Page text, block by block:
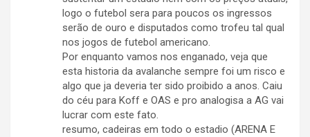
logo o futebol sera para poucos os ingressos
serão de ouro e disputados como trofeu tal qual
nos jogos de futebol americano.
Por enquanto vamos nos enganado, veja que
esta historia da avalanche sempre foi um risco e
algo que ja deveria ter sido proibido a anos. Caiu
do céu para Koff e OAS e pro analogisa a AG vai
lucrar com este fato.
resumo, cadeiras em todo o estadio (ARENA E